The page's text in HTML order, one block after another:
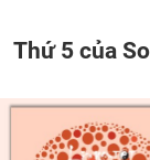
Thứ 5 của